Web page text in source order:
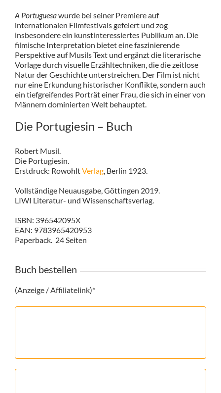
A Portuguesawurde bei seiner Premiere auf
internationalen Filmfestivals gefeiert und zog
insbesondere ein kunstinteressiertes Publikum an. Die
filmische Interpretation bietet eine faszinierende
Perspektive auf Musils Text und ergänzt die literarische
Vorlage durch visuelle Erzähltechniken, die die zeitlose
Natur der Geschichte unterstreichen. Der Film ist nicht
nur eine Erkundung historischer Konflikte, sondern auch
ein tiefgreifendes Porträt einer Frau, die sich in einer von
Männern dominierten Welt behauptet.
Die Portugiesin – Buch
Robert Musil.
Die Portugiesin.
Erstdruck: RowohltVerlag, Berlin 1923.
Vollständige Neuausgabe, Göttingen 2019.
LIWI Literatur- und Wissenschaftsverlag.
ISBN: 396542095X
EAN: 9783965420953
Paperback. 24 Seiten
Buch bestellen
(Anzeige / Affiliatelink)*